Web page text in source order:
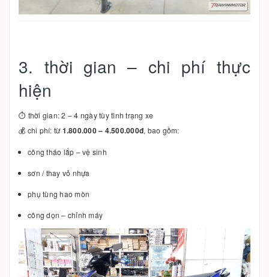
3. thời gian – chi phí thực
hiện
⏱ thời gian: 2 – 4 ngày tùy tình trạng xe
💰 chi phí: từ1.800.000 – 4.500.000đ, bao gồm:
công tháo lắp – vệ sinh
sơn / thay vỏ nhựa
phụ tùng hao mòn
công dọn – chỉnh máy